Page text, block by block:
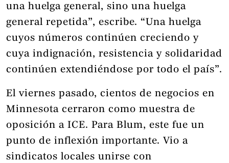
una huelga general, sino una huelga
general repetida”, escribe. “Una huelga
cuyos números continúen creciendo y
cuya indignación, resistencia y solidaridad
continúen extendiéndose por todo el país”.
El viernes pasado, cientos de negocios en
Minnesota cerraron como muestra de
oposición a ICE. Para Blum, este fue un
punto de inflexión importante. Vio a
sindicatos locales unirse con